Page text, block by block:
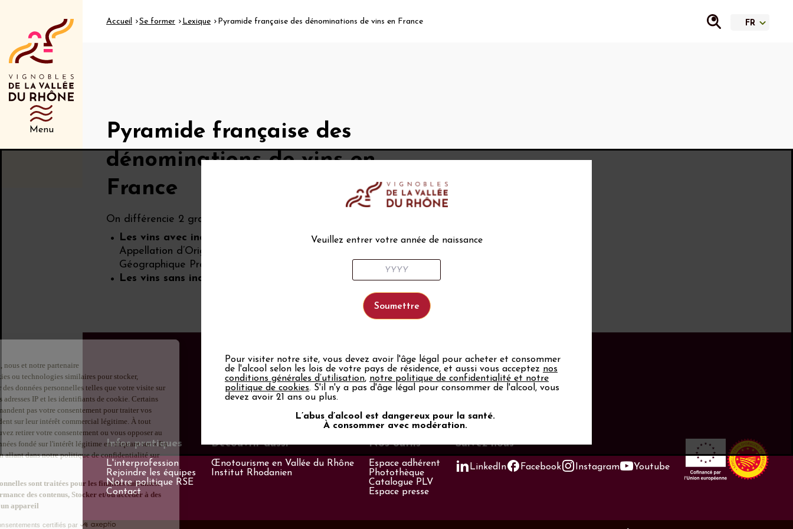
Menu
Accueil Se former Lexique Pyramide française des dénominations de vins en France
Pyramide française des
dénominations de vins en
France
On différencie 2 grandes catégories de vins :
Les vins avec indication géographique(AOP -
Appellation d’Origine Protégée – et IGP - Indication
Géographique Protégée)
Les vins sans indication géographique
Infos pratiques
L'interprofession
Rejoindre les équipes
Notre politique RSE
Contact
Découvrir aussi
Œnotourisme en Vallée du Rhône
Institut Rhodanien
Nos outils
Espace adhérent
Photothèque
Catalogue PLV
Espace presse
Suivez-nous
LinkedIn Facebook Instagram Youtube
Veuillez entrer votre année de naissance
Pour visiter notre site, vous devez avoir l'âge légal pour acheter et consommer
de l'alcool selon les lois de votre pays de résidence, et aussi vous acceptez nos
conditions générales d’utilisation, notre politique de confidentialité et notre
politique de cookies. S'il n'y a pas d'âge légal pour consommer de l'alcool, vous
devez avoir 21 ans ou plus.
L’abus d’alcool est dangereux pour la santé.
À consommer avec modération.